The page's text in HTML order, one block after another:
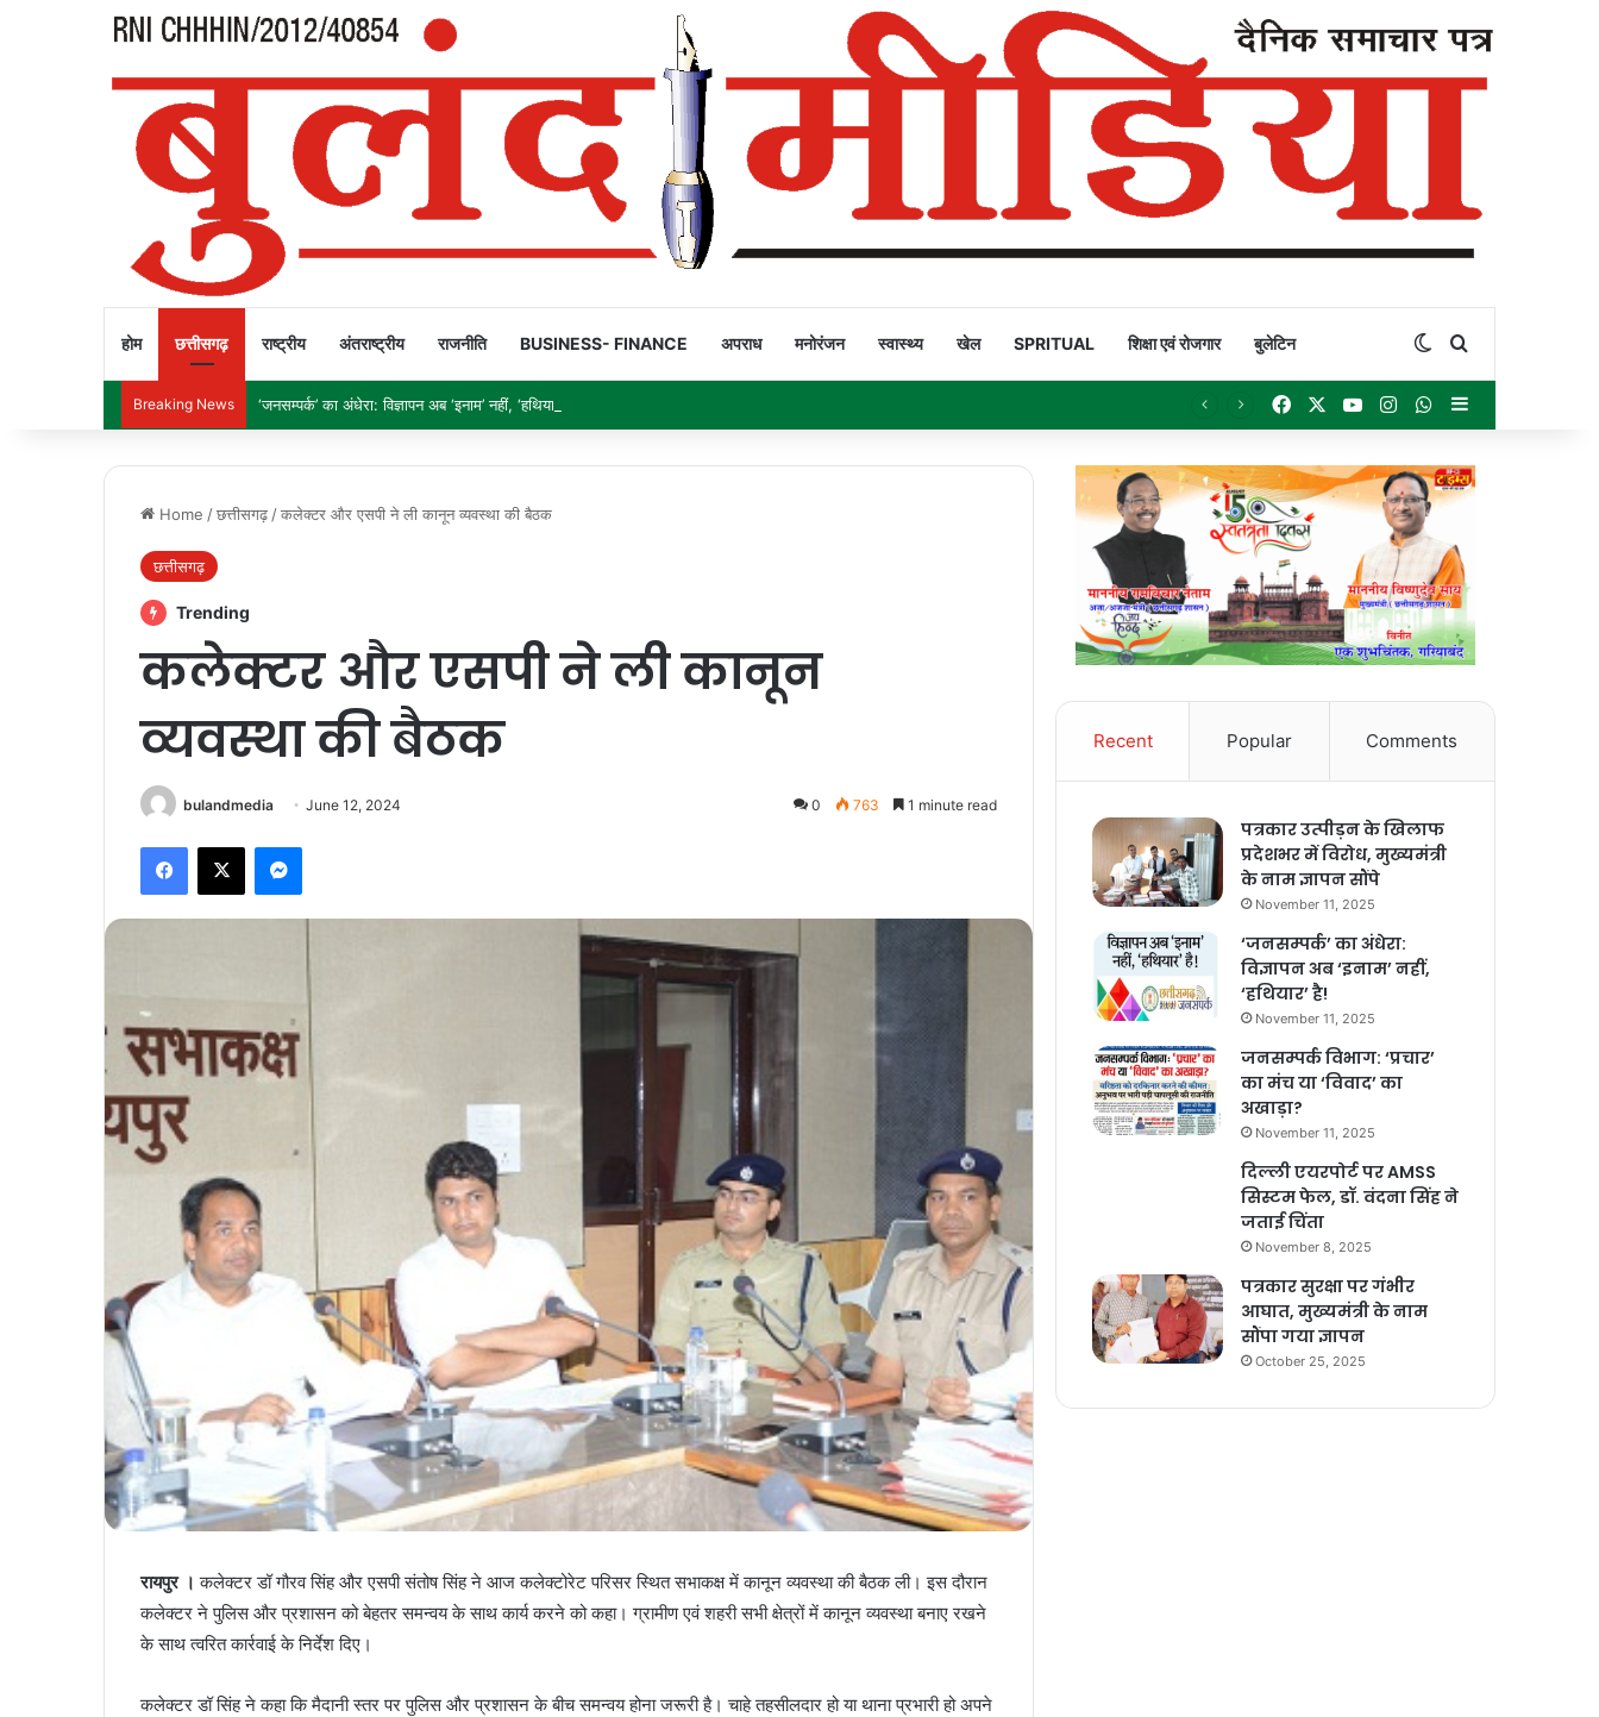
होम छत्तीसगढ़ राष्ट्रीय अंतराष्ट्रीय राजनीति BUSINESS- FINANCE अपराध मनोरंजन स्वास्थ्य खेल SPRITUAL शिक्षा एवं रोजगार बुलेटिन Switch skin
Breaking News ‘जनसम्पर्क’ का अंधेरा: विज्ञापन अब ‘इनाम’ नहीं, ‘हथियार’ है! FacebookYouTubeInstagramWhatsApp
Sidebar
Home /छत्तीसगढ़ /कलेक्टर और एसपी ने ली कानून व्यवस्था की बैठक
छत्तीसगढ़
Trending
कलेक्टर और एसपी ने ली कानून
व्यवस्था की बैठक
bulandmedia June 12, 2024 0 763 1 minute read
Facebook
X Messenger
रायपुर ।कलेक्टर डॉ गौरव सिंह और एसपी संतोष सिंह ने आज कलेक्टोरेट परिसर स्थित सभाकक्ष में कानून व्यवस्था की बैठक ली। इस दौरान
कलेक्टर ने पुलिस और प्रशासन को बेहतर समन्वय के साथ कार्य करने को कहा। ग्रामीण एवं शहरी सभी क्षेत्रों में कानून व्यवस्था बनाए रखने
के साथ त्वरित कार्रवाई के निर्देश दिए।
कलेक्टर डॉ सिंह ने कहा कि मैदानी स्तर पर पुलिस और प्रशासन के बीच समन्वय होना जरूरी है। चाहे तहसीलदार हो या थाना प्रभारी हो अपने
Recent Popular Comments
पत्रकार उत्पीड़न के खिलाफ
प्रदेशभर में विरोध, मुख्यमंत्री
के नाम ज्ञापन सौंपे
November 11, 2025
‘जनसम्पर्क’ का अंधेरा:
विज्ञापन अब ‘इनाम’ नहीं,
‘हथियार’ है!
November 11, 2025
जनसम्पर्क विभाग: ‘प्रचार’
का मंच या ‘विवाद’ का
अखाड़ा?
November 11, 2025
दिल्ली एयरपोर्ट पर AMSS
सिस्टम फेल, डॉ. वंदना सिंह ने
जताई चिंता
November 8, 2025
पत्रकार सुरक्षा पर गंभीर
आघात, मुख्यमंत्री के नाम
सौंपा गया ज्ञापन
October 25, 2025